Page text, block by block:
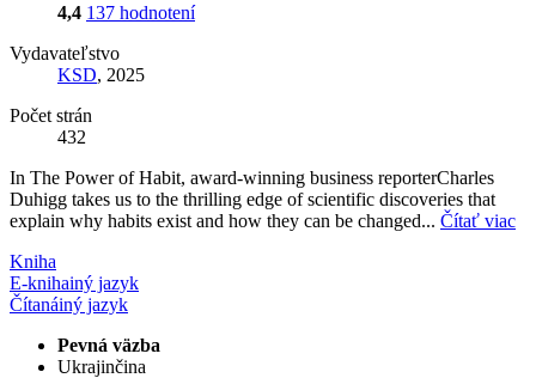
4,4 137 hodnotení
Vydavateľstvo
KSD, 2025
Počet strán
432
In The Power of Habit, award-winning business reporterCharles
Duhigg takes us to the thrilling edge of scientific discoveries that
explain why habits exist and how they can be changed... Čítať viac
Kniha
E-knihainý jazyk
Čítanáiný jazyk
Pevná väzba
Ukrajinčina